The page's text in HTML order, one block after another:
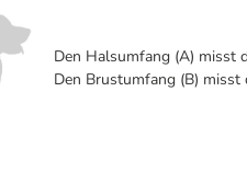
Den Halsumfang (A) misst
Den Brustumfang (B)